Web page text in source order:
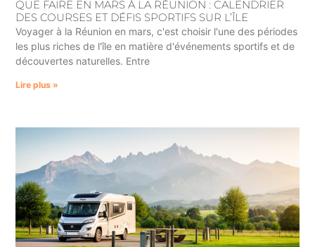
QUE FAIRE EN MARS À LA RÉUNION : CALENDRIER
DES COURSES ET DÉFIS SPORTIFS SUR L’ÎLE
Voyager à la Réunion en mars, c'est choisir l'une des périodes
les plus riches de l'île en matière d'événements sportifs et de
découvertes naturelles. Entre
Lire plus »